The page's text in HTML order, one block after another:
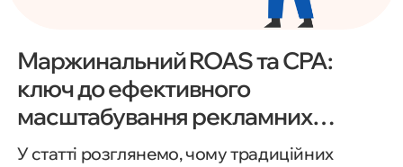
Маржинальний ROAS та CPA:
ключ до ефективного
масштабування рекламних
інвестицій
У статті розглянемо, чому традиційних